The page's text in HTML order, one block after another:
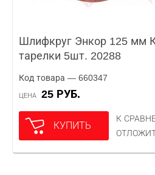
Шлифкруг Энкор 125 мм
тарелки 5шт. 20288
Код товара — 660347
ЦЕНА 25 РУБ.
КУПИТЬ
К